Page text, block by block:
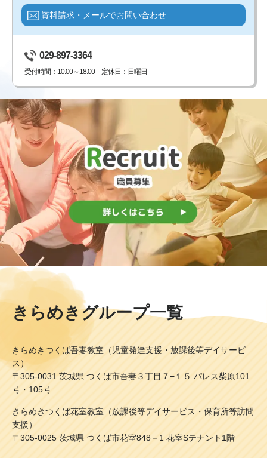
資料請求・メールでお問い合わせ
029-897-3364
受付時間：10:00～18:00 定休日：日曜日
きらめきグループ一覧
きらめきつくば吾妻教室（児童発達支援・放課後等デイサービ
ス）
〒305-0031 茨城県 つくば市吾妻３丁目７−１５ パレス柴原101
号・105号
きらめきつくば花室教室（放課後等デイサービス・保育所等訪問
支援）
〒305-0025 茨城県 つくば市花室848－1 花室Sテナント1階